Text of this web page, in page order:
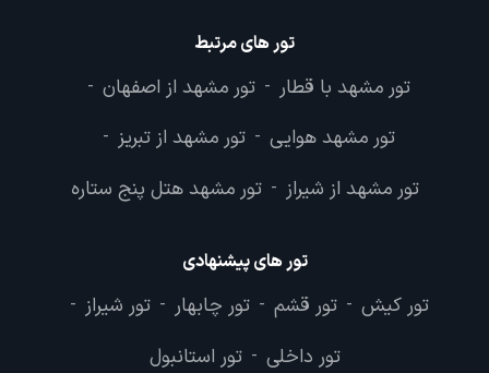
تور های مرتبط
تور مشهد با قطار - تور مشهد از اصفهان -
تور مشهد هوایی - تور مشهد از تبریز -
تور مشهد از شیراز - تور مشهد هتل پنج ستاره
تور های پیشنهادی
تور کیش - تور قشم - تور چابهار - تور شیراز -
تور داخلی - تور استانبول